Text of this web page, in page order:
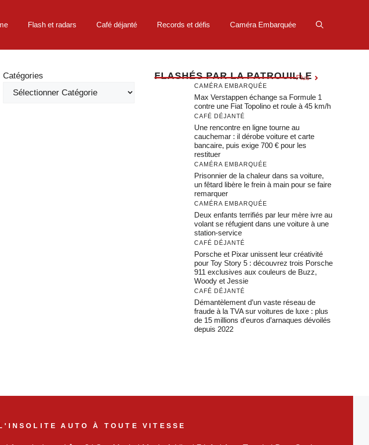
Flash et radars Café déjanté Records et défis Caméra Embarquée
Catégories FLASHÉS PAR LA PATROUILLE
Plus
CAMÉRA EMBARQUÉE
Max Verstappen échange sa Formule 1
contre une Fiat Topolino et roule à 45 km/h
CAFÉ DÉJANTÉ
Une rencontre en ligne tourne au
cauchemar : il dérobe voiture et carte
bancaire, puis exige 700 € pour les
restituer
CAMÉRA EMBARQUÉE
Prisonnier de la chaleur dans sa voiture,
un fêtard libère le frein à main pour se faire
remarquer
CAMÉRA EMBARQUÉE
Deux enfants terrifiés par leur mère ivre au
volant se réfugient dans une voiture à une
station-service
CAFÉ DÉJANTÉ
Porsche et Pixar unissent leur créativité
pour Toy Story 5 : découvrez trois Porsche
911 exclusives aux couleurs de Buzz,
Woody et Jessie
CAFÉ DÉJANTÉ
Démantèlement d’un vaste réseau de
fraude à la TVA sur voitures de luxe : plus
de 15 millions d’euros d’arnaques dévoilés
depuis 2022
AUTO À TOUTE VITESSE